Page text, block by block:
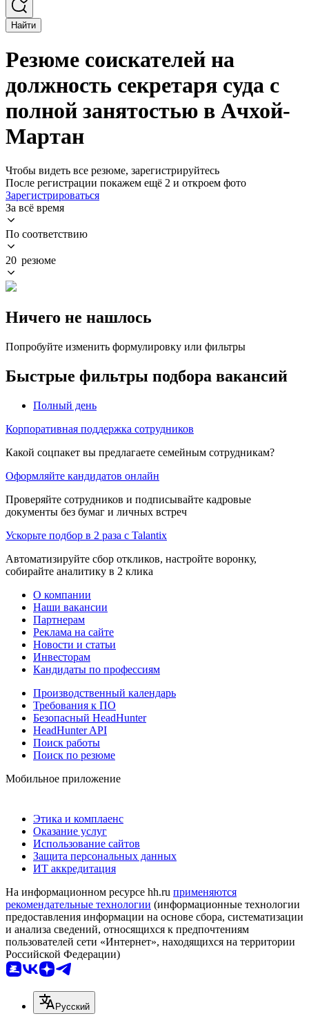
Найти
Резюме соискателей на
должность секретаря суда с
полной занятостью в Ачхой-
Мартан
Чтобы видеть все резюме, зарегистрируйтесь
После регистрации покажем ещё 2 и откроем фото
Зарегистрироваться
За всё время
По соответствию
20 резюме
Ничего не нашлось
Попробуйте изменить формулировку или фильтры
Быстрые фильтры подбора вакансий
Полный день
Корпоративная поддержка сотрудников
Какой соцпакет вы предлагаете семейным сотрудникам?
Оформляйте кандидатов онлайн
Проверяйте сотрудников и подписывайте кадровые
документы без бумаг и личных встреч
Ускорьте подбор в 2 раза с Talantix
Автоматизируйте сбор откликов, настройте воронку,
собирайте аналитику в 2 клика
О компании
Наши вакансии
Партнерам
Реклама на сайте
Новости и статьи
Инвесторам
Кандидаты по профессиям
Производственный календарь
Требования к ПО
Безопасный HeadHunter
HeadHunter API
Поиск работы
Поиск по резюме
Мобильное приложение
Этика и комплаенс
Оказание услуг
Использование сайтов
Защита персональных данных
ИТ аккредитация
На информационном ресурсе hh.ru применяются
рекомендательные технологии (информационные технологии
предоставления информации на основе сбора, систематизации
и анализа сведений, относящихся к предпочтениям
пользователей сети «Интернет», находящихся на территории
Российской Федерации)
Русский